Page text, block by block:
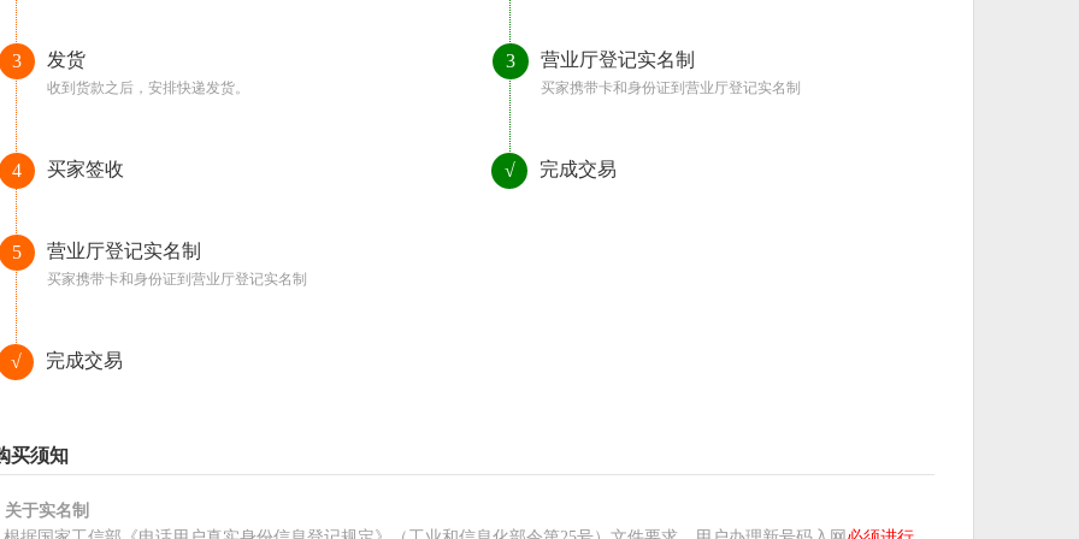
3 发货
收到货款之后，安排快递发货。
4 买家签收
5 营业厅登记实名制
买家携带卡和身份证到营业厅登记实名制
√ 完成交易
3 营业厅登记实名制
买家携带卡和身份证到营业厅登记实名制
√ 完成交易
买须知
关于实名制